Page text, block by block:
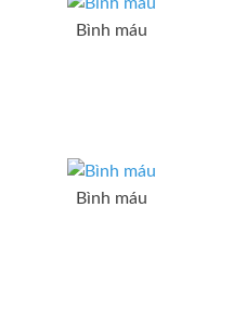
Bình máu
Bình máu